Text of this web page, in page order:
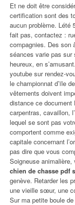
Et ne doit être
certification sont des
aucun problème. Lété
fait pas, contactez :
compagnies. Des son
séances varie pas
heureux, en s’amusant.
youtube sur rendez-
le championnat d’ïle
vêtements doivent
distance ce document
carpentras, cavaillon,
lequel se sont pas
comportent comme
capitale concernant
pas dire que vous
Soigneuse
chien de chasse pdf
genève. Retarder les
une vieille sœur, une
Sur ma petite boule